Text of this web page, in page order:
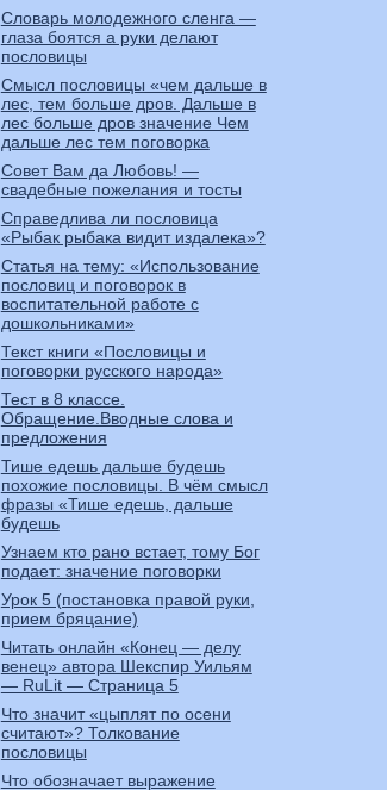
Словарь молодежного сленга —
глаза боятся а руки делают
пословицы
Смысл пословицы «чем дальше в
лес, тем больше дров. Дальше в
лес больше дров значение Чем
дальше лес тем поговорка
Совет Вам да Любовь! —
свадебные пожелания и тосты
Справедлива ли пословица
«Рыбак рыбака видит издалека»?
Статья на тему: «Использование
пословиц и поговорок в
воспитательной работе с
дошкольниками»
Текст книги «Пословицы и
поговорки русского народа»
Тест в 8 классе.
Обращение.Вводные слова и
предложения
Тише едешь дальше будешь
похожие пословицы. В чём смысл
фразы «Тише едешь, дальше
будешь
Узнаем кто рано встает, тому Бог
подает: значение поговорки
Урок 5 (постановка правой руки,
прием бряцание)
Читать онлайн «Конец — делу
венец» автора Шекспир Уильям
— RuLit — Страница 5
Что значит «цыплят по осени
считают»? Толкование
пословицы
Что обозначает выражение